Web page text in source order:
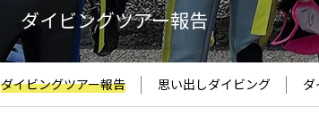
ダイビングツアー報告
ダイビングツアー報告 思い出しダイビング